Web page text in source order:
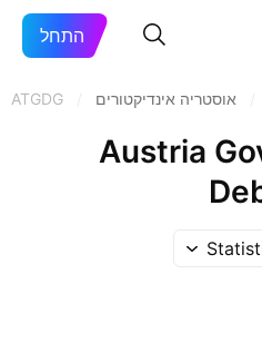
התחל
אוסטריה אינדיקטורים ATGDG
Austria